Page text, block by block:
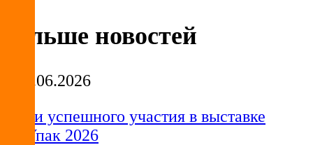
Больше новостей
29.06.2026
Итоги успешного участия в выставке
РосУпак 2026